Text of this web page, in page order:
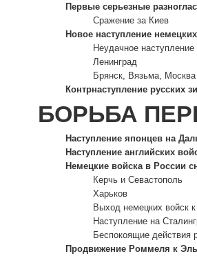
Первые серьезные
Сражение за Киев
Новое наступление
Неудачное
Ленинград
Брянск, Вязьма, Москва
Контрнаступление русских
БОРЬБА
Наступление японцев на
Наступление английских
Немецкие войска в России
Керчь и Севастополь
Харьков
Выход немецких войск
Наступление на
Беспокоящие действия
Продвижение Роммеля к